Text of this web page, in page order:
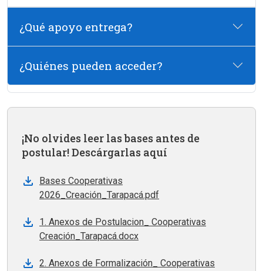
¿Qué apoyo entrega?
¿Quiénes pueden acceder?
¡No olvides leer las bases antes de
postular! Descárgarlas aquí
Bases Cooperativas
2026_Creación_Tarapacá.pdf
1. Anexos de Postulacion_ Cooperativas
Creación_Tarapacá.docx
2. Anexos de Formalización_ Cooperativas